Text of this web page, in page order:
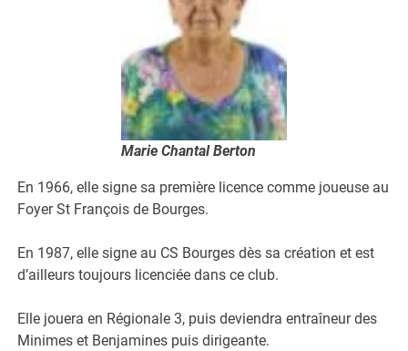
Marie Chantal Berton
En 1966, elle signe sa première licence comme joueuse au
Foyer St François de Bourges.
En 1987, elle signe au CS Bourges dès sa création et est
d’ailleurs toujours licenciée dans ce club.
Elle jouera en Régionale 3, puis deviendra entraîneur des
Minimes et Benjamines puis dirigeante.